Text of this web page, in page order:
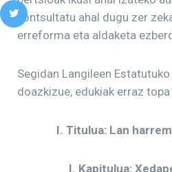
kontsultatu ahal dugu zer
erreforma eta aldaketa
Segidan Langileen
doazkizue, edukiak erraz
I. Titulua: Lan
I. Kapitulua: